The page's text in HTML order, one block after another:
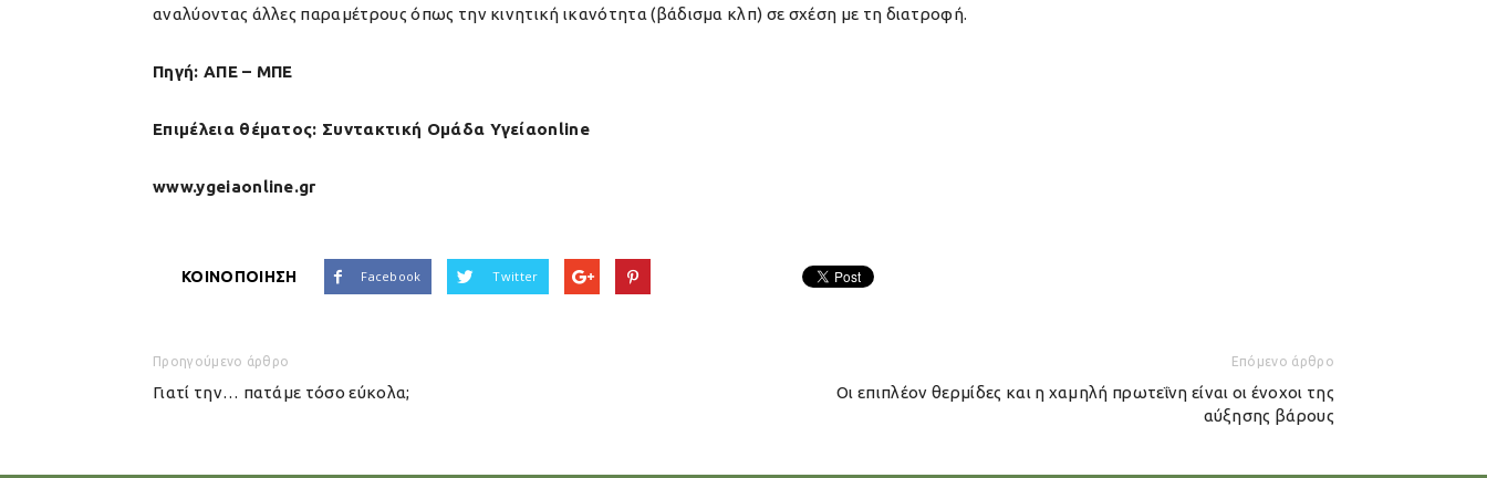
αναλύοντας άλλες παραμέτρους όπως την κινητική ικανότητα (βάδισμα κλπ) σε σχέση με τη διατροφή.
Πηγή: ΑΠΕ – ΜΠΕ
Επιμέλεια θέματος: Συντακτική Ομάδα Υγείαonline
www.ygeiaonline.gr
ΚΟΙΝΟΠΟΙΗΣΗ Facebook Twitter
Προηγούμενο άρθρο
Γιατί την… πατάμε τόσο εύκολα;
Επόμενο άρθρο
Οι επιπλέον θερμίδες και η χαμηλή πρωτεΐνη είναι οι ένοχοι της
αύξησης βάρους